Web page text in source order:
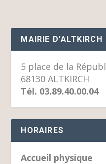
MAIRIE D’ALTKIRCH
5 place de la
68130 ALTKIRCH
Tél. 03.89.40.00.04
HORAIRES
Accueil physique